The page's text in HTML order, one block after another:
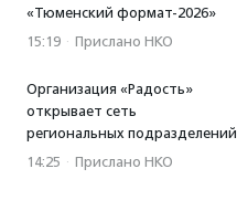
«Тюменский формат-2026»
15:19 · Прислано НКО
Организация «Радость»
открывает сеть
региональных подразделений
14:25 · Прислано НКО